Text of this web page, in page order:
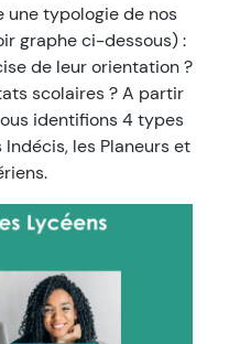
une typologie de nos
graphe ci-dessous) :
de leur orientation ?
scolaires ? A partir
identifions 4 types
les Planeurs et